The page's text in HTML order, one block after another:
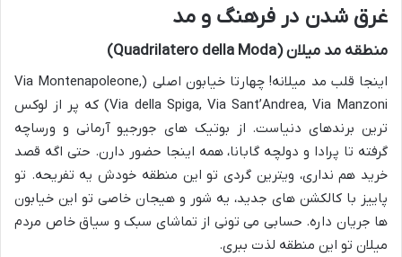
غرق شدن در فرهنگ و مد
منطقه مد میلان (Quadrilatero della Moda)
اینجا قلب مد میلانه! چهارتا خیابون اصلی (Via Montenapoleone,
Via della Spiga, Via Sant’Andrea, Via Manzoni) که پر از لوکس
ترین برندهای دنیاست. از بوتیک های جورجیو آرمانی و ورساچه
گرفته تا پرادا و دولچه گابانا، همه اینجا حضور دارن. حتی اگه قصد
خرید هم نداری، ویترین گردی تو این منطقه خودش یه تفریحه. تو
پاییز با کالکشن های جدید، یه شور و هیجان خاصی تو این خیابون
ها جریان داره. حسابی می تونی از تماشای سبک و سیاق خاص مردم
میلان تو این منطقه لذت ببری.